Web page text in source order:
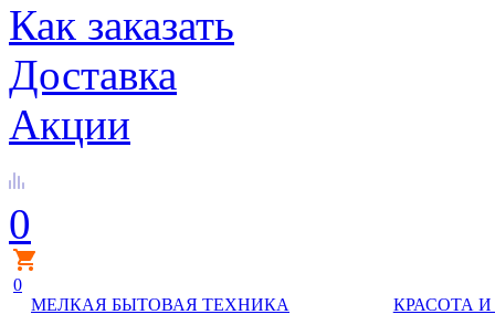
Как заказать
Доставка
Акции
0
0
МЕЛКАЯ БЫТОВАЯ ТЕХНИКА
КРАСОТА И